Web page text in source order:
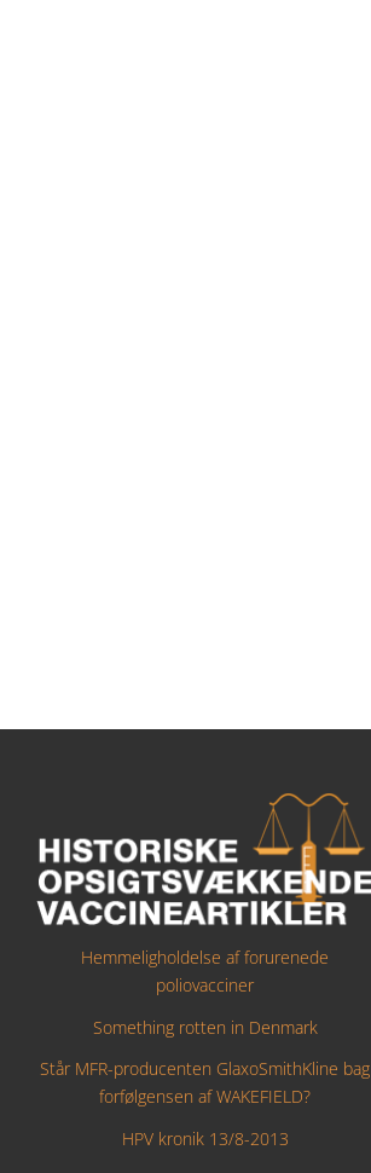
Hemmeligholdelse af forurenede
poliovacciner
Something rotten in Denmark
Står MFR-producenten GlaxoSmithKline bag
forfølgensen af WAKEFIELD?
HPV kronik 13/8-2013